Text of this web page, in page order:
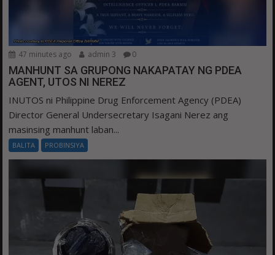
47 minutes ago admin 3 0
MANHUNT SA GRUPONG NAKAPATAY NG PDEA
AGENT, UTOS NI NEREZ
INUTOS ni Philippine Drug Enforcement Agency (PDEA)
Director General Undersecretary Isagani Nerez ang
masinsing manhunt laban...
BALITA PROBINSIYA